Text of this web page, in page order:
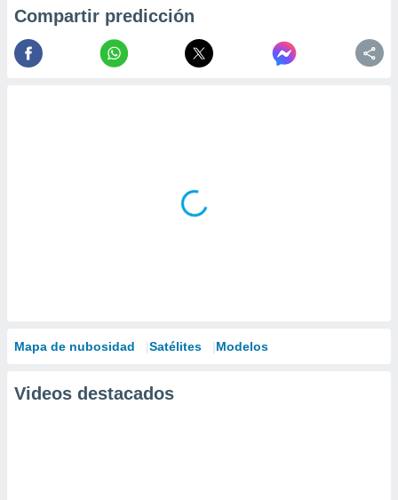
Compartir predicción
Mapa de nubosidad Satélites Modelos
Videos destacados